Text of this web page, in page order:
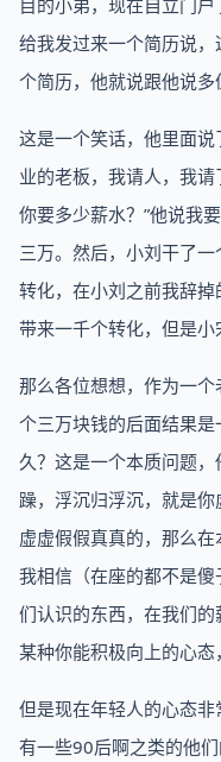
目的小弟，现在自立门户
给我发过来一个简历说
个简历，他就说跟他说多
这是一个笑话，他里面
业的老板，我请人，我请
你要多少薪水？”他说我
三万。然后，小刘干了
转化，在小刘之前我辞
带来一千个转化，但是小
那么各位想想，作为一
个三万块钱的后面结果
久？这是一个本质问题
躁，浮沉归浮沉，就是
虚虚假假真真的，那么在
我相信（在座的都不是
们认识的东西，在我们
某种你能积极向上的心态
但是现在年轻人的心态
有一些90后啊之类的他